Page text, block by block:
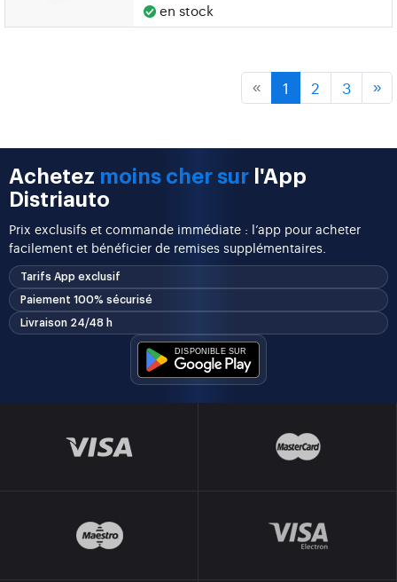
en stock
« 1 2 3 »
Achetez moins cher sur l'App
Distriauto
Prix exclusifs et commande immédiate : l’app pour acheter
facilement et bénéficier de remises supplémentaires.
Tarifs App exclusif
Paiement 100% sécurisé
Livraison 24/48 h